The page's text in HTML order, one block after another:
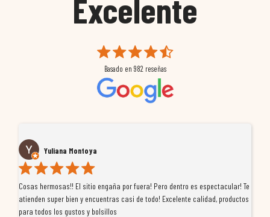
Excelente
Basado en 982 reseñas
Yuliana Montoya
Cosas hermosas!! El sitio engaña por fuera! Pero dentro es espectacular! Te
atienden super bien y encuentras casi de todo! Excelente calidad, productos
para todos los gustos y bolsillos